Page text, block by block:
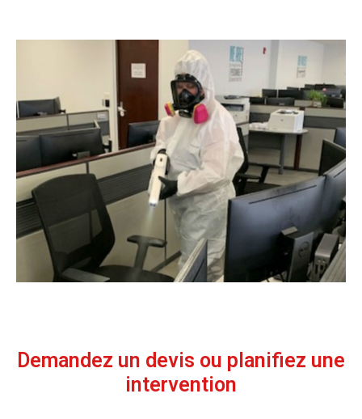
Demandez un devis ou planifiez une
intervention